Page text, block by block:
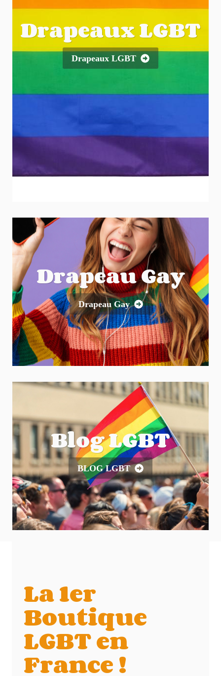
Drapeaux LGBT
Drapeaux LGBT
Drapeau Gay
Drapeau Gay
Blog LGBT
BLOG LGBT
La 1er
Boutique
LGBT en
France !